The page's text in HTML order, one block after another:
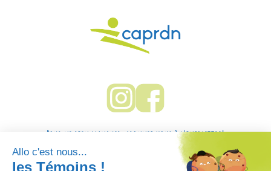
Pour ne rien manquer, abonnez-vous à l'infolettre!